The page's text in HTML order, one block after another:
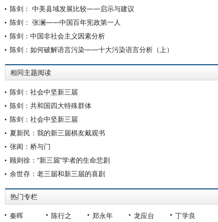
陈剑： 中美县域发展比较——启示与建议
陈剑： 张澜——中国百年宪政第一人
陈剑：中国非社会主义因素分析
陈剑：如何破解语言污染——十大污染语言分析（上）
相同主题阅读
陈剑：社会中坚新三届
陈剑：共和国四大特殊群体
陈剑：社会中坚新三届
夏新民：我的新三届棋友戴观书
张闳：桥与门
顾则徐：“新三届”学者的生命悲剧
余世存：老三届和新三届的喜剧
热门专栏
秦晖 陈行之 郑永年 龙应台 丁学良